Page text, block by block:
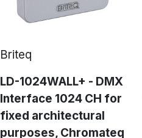
Briteq
LD-1024WALL+ - DMX
Interface 1024 CH for
fixed architectural
purposes, Chromateq